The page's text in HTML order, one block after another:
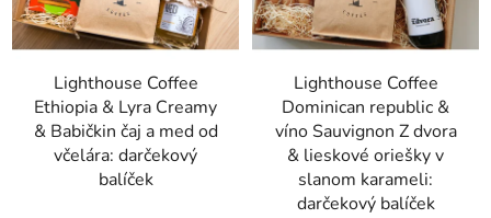
Lighthouse Coffee
Ethiopia & Lyra Creamy
& Babičkin čaj a med od
včelára: darčekový
balíček
Lighthouse Coffee
Dominican republic &
víno Sauvignon Z dvora
& lieskové oriešky v
slanom karameli:
darčekový balíček